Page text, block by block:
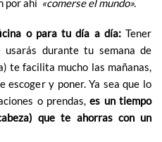
por ahí «comerse el mundo».
o para tu día a día:Tener
usarás durante tu semana de
te facilita mucho las mañanas,
escoger y poner. Ya sea que lo
o prendas,es un tiempo
que te ahorras con un